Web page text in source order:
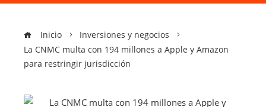
Inicio
Inversiones y negocios
La CNMC multa con 194 millones a Apple y Amazon
para restringir jurisdicción